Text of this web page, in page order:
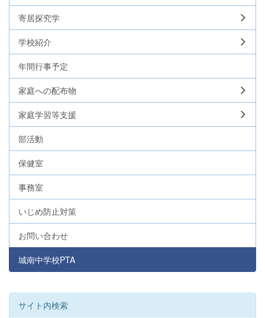
寄居探究学
学校紹介
年間行事予定
家庭への配布物
家庭学習等支援
部活動
保健室
事務室
いじめ防止対策
お問い合わせ
城南中学校PTA
サイト内検索